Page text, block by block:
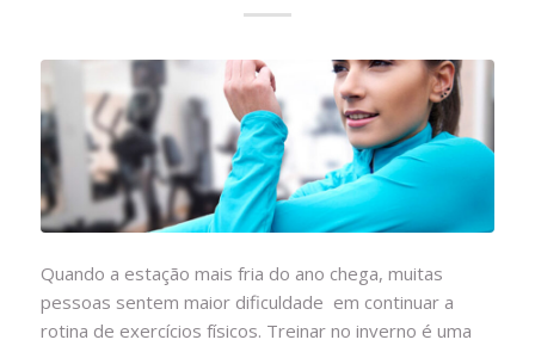
Quando a estação mais fria do ano chega, muitas
pessoas sentem maior dificuldade em continuar a
rotina de exercícios físicos. Treinar no inverno é uma